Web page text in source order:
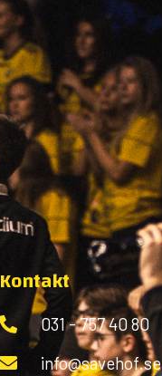
Kontakt
031 - 757 40 80
info@savehof.se